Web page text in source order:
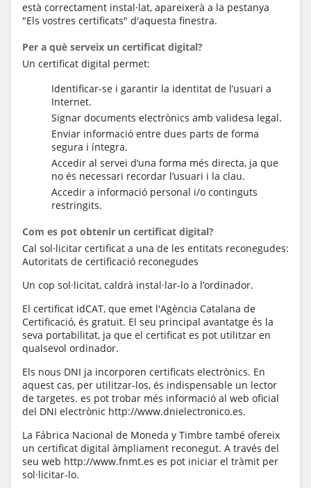
està correctament instal·lat, apareixerà a la pestanya
"Els vostres certificats" d'aquesta finestra.
Per a què serveix un certificat digital?
Un certificat digital permet:
Identificar-se i garantir la identitat de l’usuari a
Internet.
Signar documents electrònics amb validesa legal.
Enviar informació entre dues parts de forma
segura i íntegra.
Accedir al servei d’una forma més directa, ja que
no és necessari recordar l’usuari i la clau.
Accedir a informació personal i/o continguts
restringits.
Com es pot obtenir un certificat digital?
Cal sol·licitar certificat a una de les entitats reconegudes:
Autoritats de certificació reconegudes
Un cop sol·licitat, caldrà instal·lar-lo a l’ordinador.
El certificat idCAT, que emet l'Agència Catalana de
Certificació, és gratuït. El seu principal avantatge és la
seva portabilitat, ja que el certificat es pot utilitzar en
qualsevol ordinador.
Els nous DNI ja incorporen certificats electrònics. En
aquest cas, per utilitzar-los, és indispensable un lector
de targetes. es pot trobar més informació al web oficial
del DNI electrònic http://www.dnielectronico.es.
La Fábrica Nacional de Moneda y Timbre també ofereix
un certificat digital àmpliament reconegut. A través del
seu web http://www.fnmt.es es pot iniciar el tràmit per
sol·licitar-lo.